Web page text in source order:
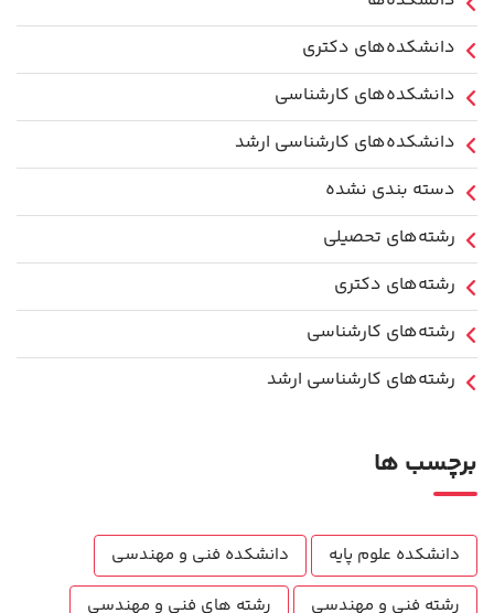
دانشکده‌های دکتری
دانشکده‌های کارشناسی
دانشکده‌های کارشناسی ارشد
دسته بندی نشده
رشته‌های تحصیلی
رشته‌های دکتری
رشته‌های کارشناسی
رشته‌های کارشناسی ارشد
برچسب ها
دانشکده علوم پایه
دانشکده فنی و مهندسی
رشته فنی و مهندسی
رشته های فنی و مهندسی